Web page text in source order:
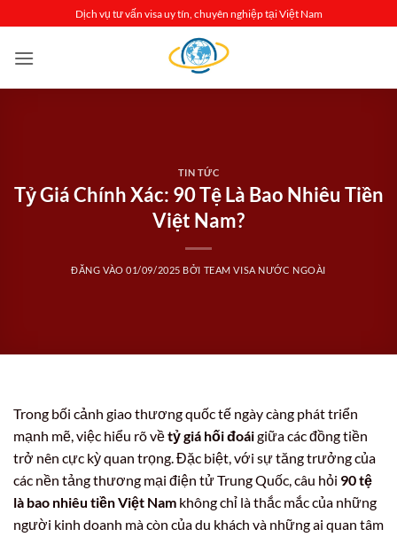
qua
nội
Dịch vụ tư vấn visa uy tín, chuyên nghiệp tại Việt Nam
TIN TỨC
Tỷ Giá Chính Xác: 90 Tệ Là Bao Nhiêu Tiền
Việt Nam?
ĐĂNG VÀO01/09/2025 BỞI TEAM VISA NƯỚC NGOÀI
Trong bối cảnh giao thương quốc tế ngày càng phát triển
mạnh mẽ, việc hiểu rõ vềtỷ giá hối đoáigiữa các đồng tiền
trở nên cực kỳ quan trọng. Đặc biệt, với sự tăng trưởng của
các nền tảng thương mại điện tử Trung Quốc, câu hỏi 90 tệ
là bao nhiêu tiền Việt Nam không chỉ là thắc mắc của những
người kinh doanh mà còn của du khách và những ai quan tâm